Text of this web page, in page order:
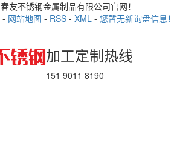
友不锈钢金属制品有限公司官网！
- 网站地图 - RSS - XML - 您暂无新询盘信息！
加工定制热线
151 9011 8190